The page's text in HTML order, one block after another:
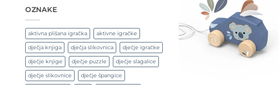
OZNAKE
aktivna plišana igračka aktivne igračke
dječja knjiga dječja slikovnica dječje igračke
dječje knjige dječje puzzle dječje slagalice
dječje slikovnice dječje špangice
Dodajte
na listu
želja